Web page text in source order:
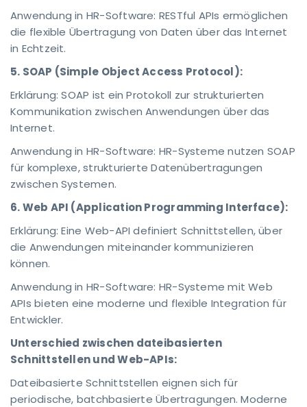
Anwendung in HR-Software: RESTful APIs ermöglichen
die flexible Übertragung von Daten über das Internet
in Echtzeit.
5. SOAP (Simple Object Access Protocol):
Erklärung: SOAP ist ein Protokoll zur strukturierten
Kommunikation zwischen Anwendungen über das
Internet.
Anwendung in HR-Software: HR-Systeme nutzen SOAP
für komplexe, strukturierte Datenübertragungen
zwischen Systemen.
6. Web API (Application Programming Interface):
Erklärung: Eine Web-API definiert Schnittstellen, über
die Anwendungen miteinander kommunizieren
können.
Anwendung in HR-Software: HR-Systeme mit Web
APIs bieten eine moderne und flexible Integration für
Entwickler.
Unterschied zwischen dateibasierten
Schnittstellen und Web-APIs:
Dateibasierte Schnittstellen eignen sich für
periodische, batchbasierte Übertragungen. Moderne